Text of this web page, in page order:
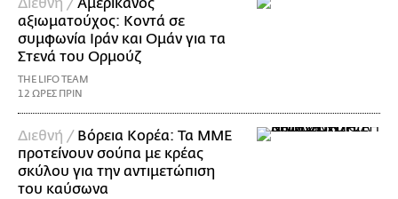
Διεθνή / Αμερικανός
αξιωματούχος: Κοντά σε
συμφωνία Ιράν και Ομάν για τα
Στενά του Ορμούζ
THE LIFO TEAM
12 ΩΡΕΣ ΠΡΙΝ
Διεθνή / Βόρεια Κορέα: Τα ΜΜΕ
προτείνουν σούπα με κρέας
σκύλου για την αντιμετώπιση
του καύσωνα